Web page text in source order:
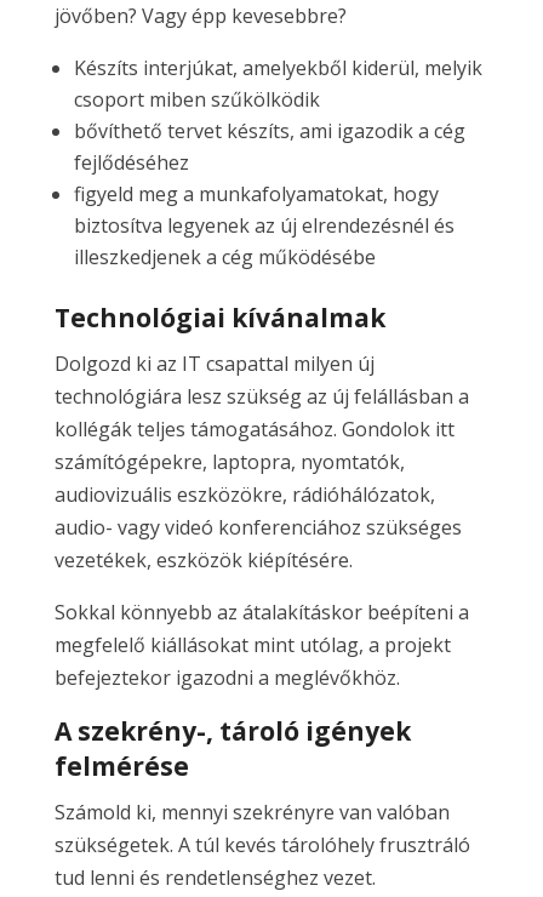
jövőben? Vagy épp kevesebbre?
Készíts interjúkat, amelyekből kiderül, melyik
csoport miben szűkölködik
bővíthető tervet készíts, ami igazodik a cég
fejlődéséhez
figyeld meg a munkafolyamatokat, hogy
biztosítva legyenek az új elrendezésnél és
illeszkedjenek a cég működésébe
Technológiai kívánalmak
Dolgozd ki az IT csapattal milyen új
technológiára lesz szükség az új felállásban a
kollégák teljes támogatásához. Gondolok itt
számítógépekre, laptopra, nyomtatók,
audiovizuális eszközökre, rádióhálózatok,
audio- vagy videó konferenciához szükséges
vezetékek, eszközök kiépítésére.
Sokkal könnyebb az átalakításkor beépíteni a
megfelelő kiállásokat mint utólag, a projekt
befejeztekor igazodni a meglévőkhöz.
A szekrény-, tároló igények
felmérése
Számold ki, mennyi szekrényre van valóban
szükségetek. A túl kevés tárolóhely frusztráló
tud lenni és rendetlenséghez vezet.